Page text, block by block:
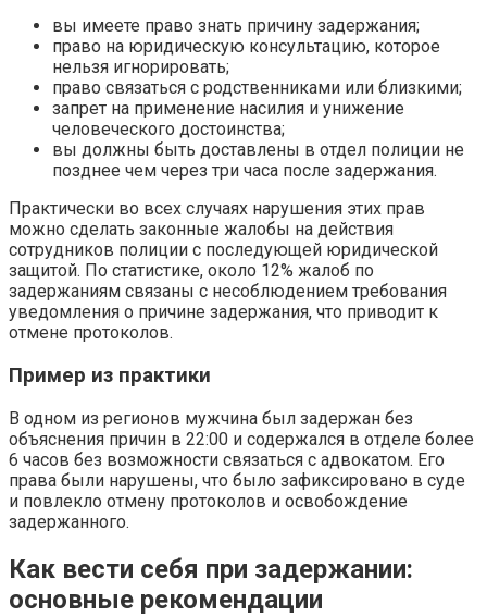
вы имеете право знать причину задержания;
право на юридическую консультацию, которое
нельзя игнорировать;
право связаться с родственниками или близкими;
запрет на применение насилия и унижение
человеческого достоинства;
вы должны быть доставлены в отдел полиции не
позднее чем через три часа после задержания.
Практически во всех случаях нарушения этих прав
можно сделать законные жалобы на действия
сотрудников полиции с последующей юридической
защитой. По статистике, около 12% жалоб по
задержаниям связаны с несоблюдением требования
уведомления о причине задержания, что приводит к
отмене протоколов.
Пример из практики
В одном из регионов мужчина был задержан без
объяснения причин в 22:00 и содержался в отделе более
6 часов без возможности связаться с адвокатом. Его
права были нарушены, что было зафиксировано в суде
и повлекло отмену протоколов и освобождение
задержанного.
Как вести себя при задержании:
основные рекомендации